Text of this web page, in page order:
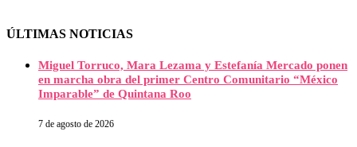
ÚLTIMAS NOTICIAS
Miguel Torruco, Mara Lezama y Estefanía Mercado ponen
en marcha obra del primer Centro Comunitario “México
Imparable” de Quintana Roo
7 de agosto de 2026